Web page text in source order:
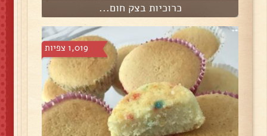
כרוכיות בצק חום...
1,019 צפיות